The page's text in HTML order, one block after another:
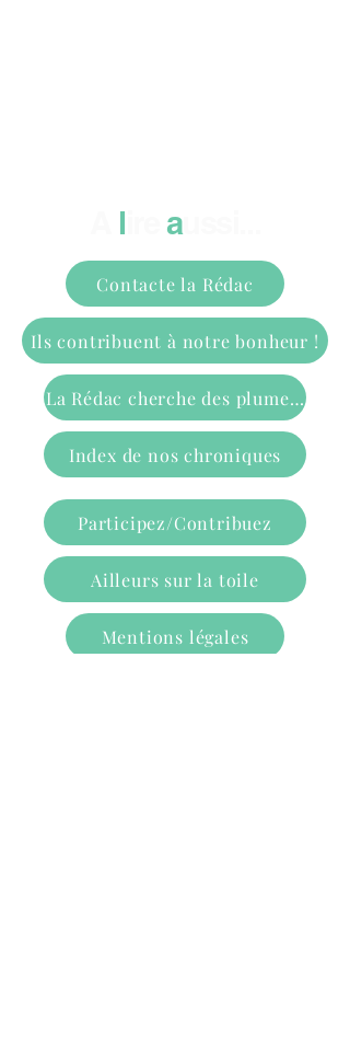
l aussi...
Contacte la Rédac
Ils contribuent à notre bonheur !
La Rédac cherche des plumes !
Index de nos chroniques
Participez/Contribuez
Ailleurs sur la toile
Mentions légales